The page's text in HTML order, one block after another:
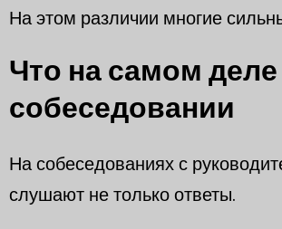
На этом различии многие
Что на самом
собеседовании
На собеседованиях с
слушают не только ответы.